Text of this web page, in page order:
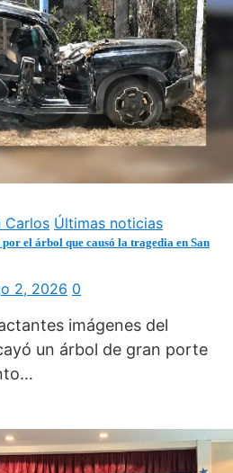
Carlos Últimas noticias
el árbol que causó la tragedia en San
2, 2026 0
imágenes del
un árbol de gran porte